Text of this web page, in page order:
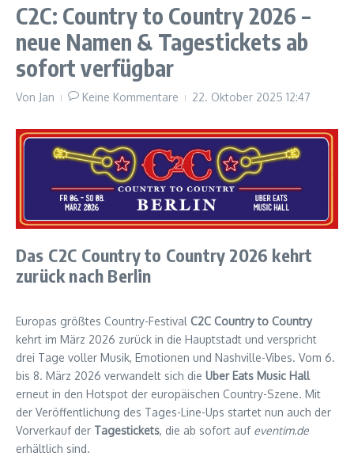
C2C: Country to Country 2026 –
neue Namen & Tagestickets ab
sofort verfügbar
Von Jan Keine Kommentare 22. Oktober 2025 12:47
Das C2C Country to Country 2026 kehrt
zurück nach Berlin
Europas größtes Country-Festival C2C Country to Country
kehrt im März 2026 zurück in die Hauptstadt und verspricht
drei Tage voller Musik, Emotionen und Nashville-Vibes. Vom 6.
bis 8. März 2026 verwandelt sich die Uber Eats Music Hall
erneut in den Hotspot der europäischen Country-Szene. Mit
der Veröffentlichung des Tages-Line-Ups startet nun auch der
Vorverkauf der Tagestickets, die ab sofort auf eventim.de
erhältlich sind.